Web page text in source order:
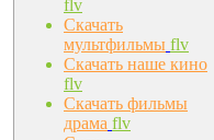
flv
Скачать
мультфильмы flv
Скачать наше кино
flv
Скачать фильмы
драма flv